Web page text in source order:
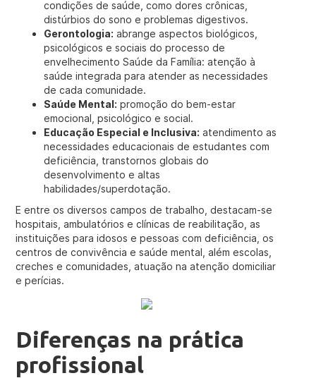
condições de saúde, como dores crônicas,
distúrbios do sono e problemas digestivos.
Gerontologia: abrange aspectos biológicos,
psicológicos e sociais do processo de
envelhecimento Saúde da Família: atenção à
saúde integrada para atender as necessidades
de cada comunidade.
Saúde Mental: promoção do bem-estar
emocional, psicológico e social.
Educação Especial e Inclusiva: atendimento as
necessidades educacionais de estudantes com
deficiência, transtornos globais do
desenvolvimento e altas
habilidades/superdotação.
E entre os diversos campos de trabalho, destacam-se
hospitais, ambulatórios e clínicas de reabilitação, as
instituições para idosos e pessoas com deficiência, os
centros de convivência e saúde mental, além escolas,
creches e comunidades, atuação na atenção domiciliar
e perícias.
Diferenças na prática
profissional